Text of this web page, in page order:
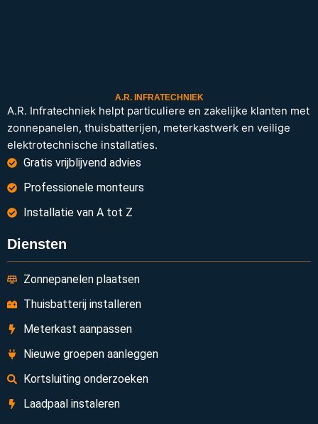
A.R. INFRATECHNIEK
A.R. Infratechniek helpt particuliere en zakelijke klanten met
zonnepanelen, thuisbatterijen, meterkastwerk en veilige
elektrotechnische installaties.
Gratis vrijblijvend advies
Professionele monteurs
Installatie van A tot Z
Diensten
Zonnepanelen plaatsen
Thuisbatterij installeren
Meterkast aanpassen
Nieuwe groepen aanleggen
Kortsluiting onderzoeken
Laadpaal instaleren